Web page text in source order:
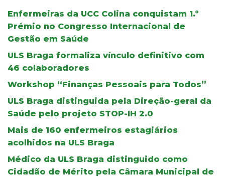
Enfermeiras da UCC Colina conquistam 1.º
Prémio no Congresso Internacional de
Gestão em Saúde
ULS Braga formaliza vínculo definitivo com
46 colaboradores
Workshop “Finanças Pessoais para Todos”
ULS Braga distinguida pela Direção-geral da
Saúde pelo projeto STOP-IH 2.0
Mais de 160 enfermeiros estagiários
acolhidos na ULS Braga
Médico da ULS Braga distinguido como
Cidadão de Mérito pela Câmara Municipal de